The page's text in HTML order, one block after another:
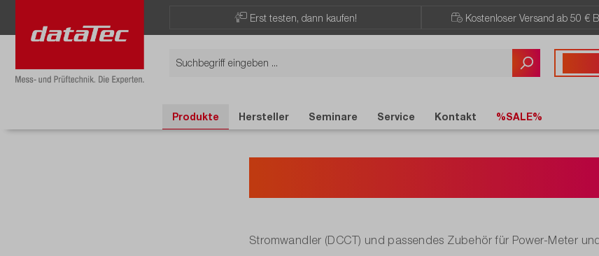
Erst testen, dann kaufen! Kostenloser Versand ab 50 €
Produkte Hersteller Seminare Service Kontakt %SALE%
Stromwandler (DCCT) und passendes Zubehör für Power-Meter